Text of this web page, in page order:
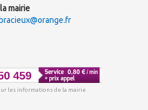
mairie
les informations de la mairie